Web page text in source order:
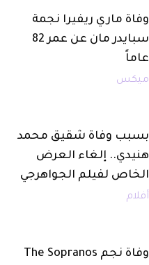
وفاة ماري ريفيرا نجمة
سبايدر مان عن عمر 82
عاماً
ميكس
بسبب وفاة شقيق محمد
هنيدي.. إلغاء العرض
الخاص لفيلم الجواهرجي
أفلام
وفاة نجم The Sopranos